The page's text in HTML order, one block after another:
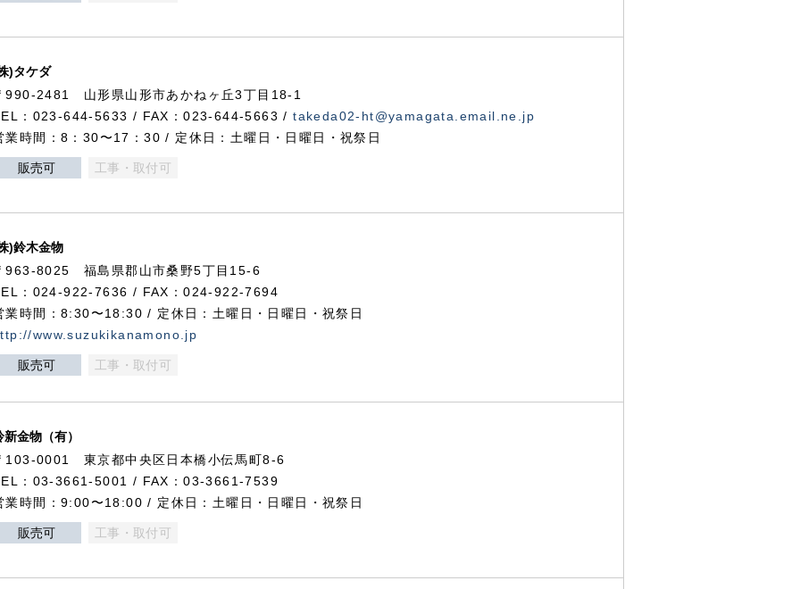
)タケダ
990-2481 山形県山形市あかねヶ丘3丁目18-1
：023-644-5633 / FAX：023-644-5663 /takeda02-ht@yamagata.email.ne.jp
業時間：8：30〜17：30 / 定休日：土曜日・日曜日・祝祭日
販売可 工事・取付可
)鈴木金物
963-8025 福島県郡山市桑野5丁目15-6
：024-922-7636 / FAX：024-922-7694
業時間：8:30〜18:30 / 定休日：土曜日・日曜日・祝祭日
www.suzukikanamono.jp
販売可 工事・取付可
新金物（有）
103-0001 東京都中央区日本橋小伝馬町8-6
：03-3661-5001 / FAX：03-3661-7539
業時間：9:00〜18:00 / 定休日：土曜日・日曜日・祝祭日
販売可 工事・取付可